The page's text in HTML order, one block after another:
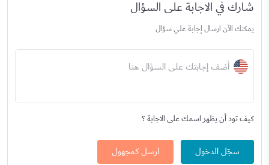
شارك في الاجابة على السؤال
يمكنك الآن ارسال إجابة علي سؤال
أضف إجابتك على السؤال هنا
كيف تود أن يظهر اسمك على الاجابة ؟
سجّل الدخول ارسل كمجهول